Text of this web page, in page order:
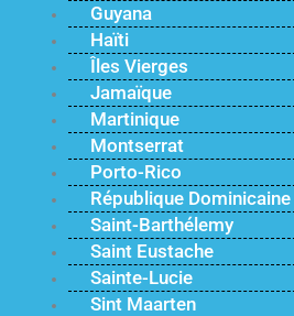
Guyana
Haïti
Îles Vierges
Jamaïque
Martinique
Montserrat
Porto-Rico
République Dominicaine
Saint-Barthélemy
Saint Eustache
Sainte-Lucie
Sint Maarten